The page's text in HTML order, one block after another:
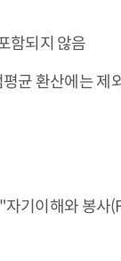
함되지 않음
균 환산에는 제외
기이해와 봉사